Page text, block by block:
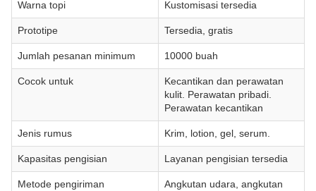
Warna topi Kustomisasi tersedia
Prototipe Tersedia, gratis
Jumlah pesanan minimum 10000 buah
Cocok untuk
Kecantikan dan perawatan
kulit. Perawatan pribadi.
Perawatan kecantikan
Jenis rumus Krim, lotion, gel, serum.
Kapasitas pengisian Layanan pengisian tersedia
Metode pengiriman
Angkutan udara, angkutan